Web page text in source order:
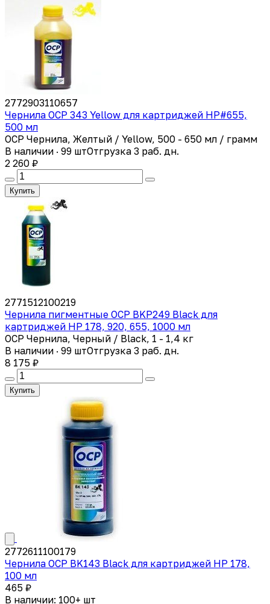
2772903110657
Чернила ОСР 343 Yellow для картриджей HP#655,
500 мл
OCP Чернила, Желтый / Yellow, 500 - 650 мл / грамм
В наличии · 99 штОтгрузка 3 раб. дн.
2 260 ₽
Купить
2771512100219
Чернила пигментные OCP BKP249 Black для
картриджей HP 178, 920, 655, 1000 мл
OCP Чернила, Черный / Black, 1 - 1,4 кг
В наличии · 99 штОтгрузка 3 раб. дн.
8 175 ₽
Купить
2772611100179
Чернила OCP BK143 Black для картриджей HP 178,
100 мл
465 ₽
В наличии: 100+ шт